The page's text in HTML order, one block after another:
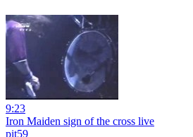
9:23
Iron Maiden sign of the cross live
pit59